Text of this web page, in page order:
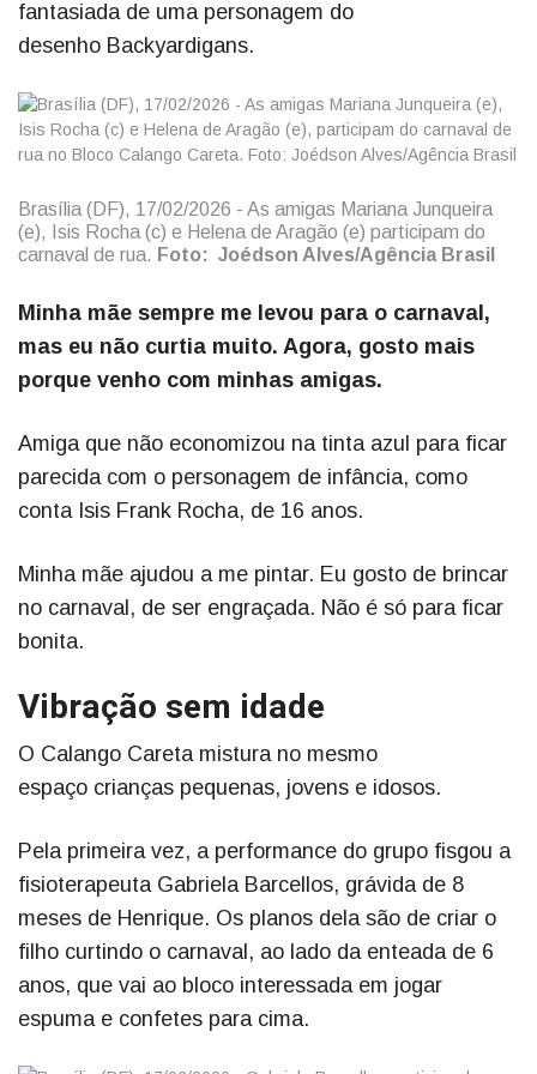
fantasiada de uma personagem do
desenho Backyardigans.
Brasília (DF), 17/02/2026 - As amigas Mariana Junqueira
(e), Isis Rocha (c) e Helena de Aragão (e) participam do
carnaval de rua. Foto: Joédson Alves/Agência Brasil
Minha mãe sempre me levou para o carnaval,
mas eu não curtia muito. Agora, gosto mais
porque venho com minhas amigas.
Amiga que não economizou na tinta azul para ficar
parecida com o personagem de infância, como
conta Isis Frank Rocha, de 16 anos.
Minha mãe ajudou a me pintar. Eu gosto de brincar
no carnaval, de ser engraçada. Não é só para ficar
bonita.
Vibração sem idade
O Calango Careta mistura no mesmo
espaço crianças pequenas, jovens e idosos.
Pela primeira vez, a performance do grupo fisgou a
fisioterapeuta Gabriela Barcellos, grávida de 8
meses de Henrique. Os planos dela são de criar o
filho curtindo o carnaval, ao lado da enteada de 6
anos, que vai ao bloco interessada em jogar
espuma e confetes para cima.